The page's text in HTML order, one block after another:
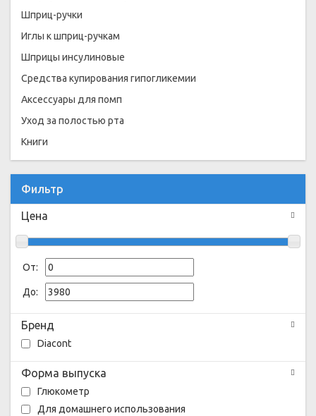
Шприц-ручки
Иглы к шприц-ручкам
Шприцы инсулиновые
Средства купирования гипогликемии
Аксессуары для помп
Уход за полостью рта
Книги
Фильтр
Цена
От:
До:
Бренд
Diacont
Форма выпуска
Глюкометр
Для домашнего использования